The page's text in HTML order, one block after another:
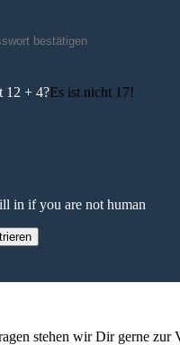
12 + 4?Es ist nicht 17!
in if you are not human
stehen wir Dir gerne zur